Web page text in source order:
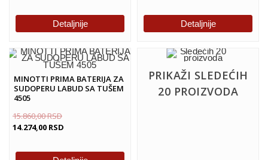
Detaljnije Detaljnije
MINOTTI PRIMA BATERIJA ZA
SUDOPERU LABUD SA TUŠEM
4505
15.860,00RSD
14.274,00 RSD
PRIKAŽI SLEDEĆIH
20 PROIZVODA